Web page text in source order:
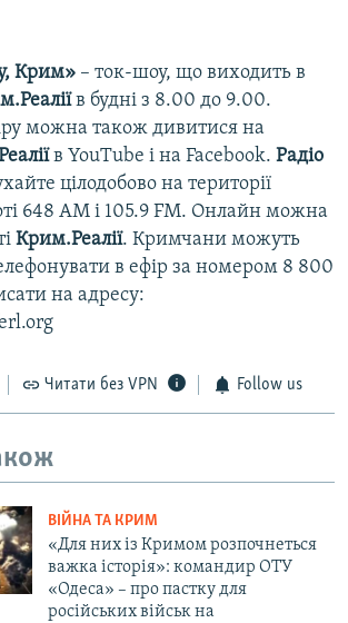
Крим» – ток-шоу, що виходить в
в будні з 8.00 до 9.00.
можна також дивитися на
в YouTube і на Facebook. Радіо
цілодобово на території
648 АМ і 105.9 FМ. Онлайн можна
Крим.Реалії. Кримчани можуть
в ефір за номером 8 800
на адресу:
Читати без VPN Follow us
ВІЙНА ТА КРИМ
«Для них із Кримом розпочнеться
важка історія»: командир ОТУ
«Одеса» – про пастку для
російських військ на